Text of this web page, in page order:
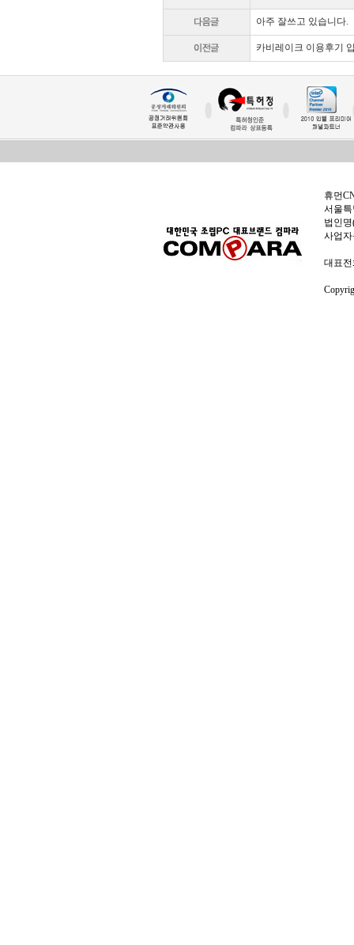
아주 잘쓰고 있습니다.
카비레이크 이용후기
휴먼
서울특
법인
사업
대표전